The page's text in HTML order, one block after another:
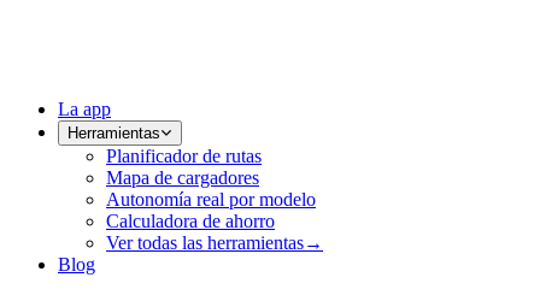
La app
Herramientas
Planificador de rutas
Mapa de cargadores
Autonomía real por modelo
Calculadora de ahorro
Ver todas las herramientas→
Blog